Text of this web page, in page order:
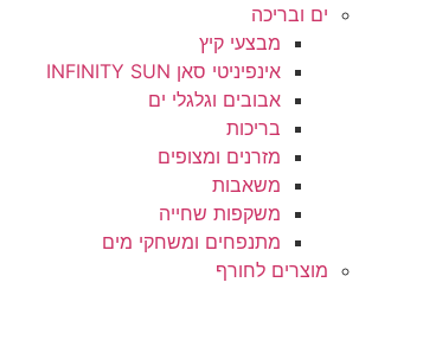
ים ובריכה
מבצעי קיץ
אינפיניטי סאן INFINITY SUN
אבובים וגלגלי ים
בריכות
מזרנים ומצופים
משאבות
משקפות שחייה
מתנפחים ומשחקי מים
מוצרים לחורף